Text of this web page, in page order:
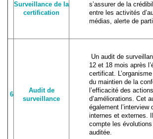
Surveillance de la
certification
s’assurer de la
entre les activités
médias, alerte de
6
Audit de
surveillance
Un audit de
12 et 18 mois après
certificat.
du maintien de la
l’efficacité des
d’améliorations. Cet
également l’interview
internes et externes.
compte les évolutions
auditée.